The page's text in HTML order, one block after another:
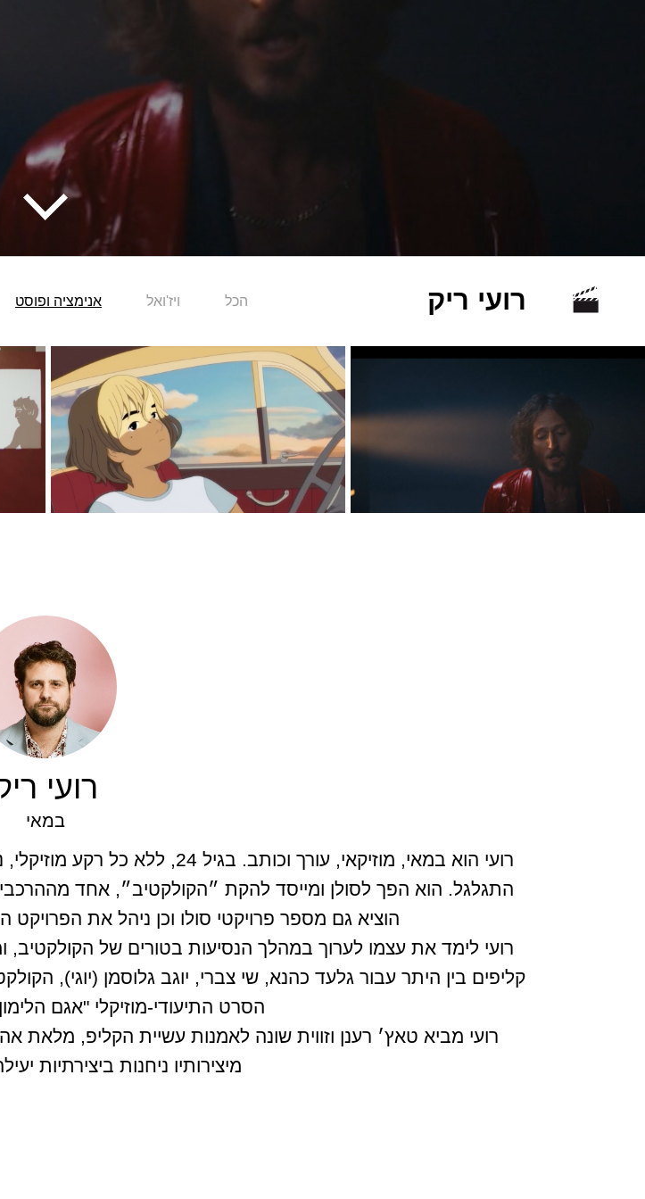
רועי ריק הכל ויז'ואל אנימציה ופוסט
רועי
במאי
רועי הוא במאי, מוזיקאי, עורך
התגלגל. הוא הפך לסולן ומייסד להקת ״הקולקטיב״, אחד
הוציא גם מספר פרויקטי סולו וכן ניהל את
רועי לימד את עצמו לערוך במהלך הנסיעות בטורים של הקולקטיב,
קליפים בין היתר עבור גלעד כהנא, שי צברי, יוגב גלוסמן (יוגי),
הסרט התיעודי-מוזיקלי "אגם
רועי מביא טאץ׳ רענן וזווית שונה לאמנות עשיית הקליפ, מלאת
מיצירותיו ניחנות ביצירתיות